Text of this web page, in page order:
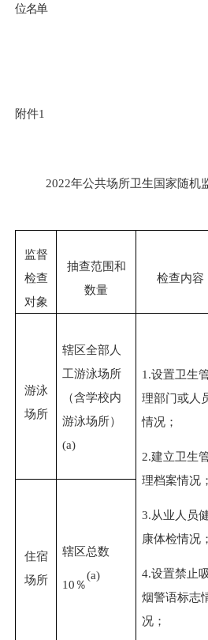
位名单
附件1
2022年公共场所卫生国家随机
监督
检查
对象
抽查范围和
数量
检查内容
游泳
场所
辖区全部人
工游泳场所
（含学校内
游泳场所）
(a)
1.设置卫生
理部门或人
情况；
2.建立卫生
理档案情况；
3.从业人员
康体检情况；
4.设置禁止吸
烟警语标志
况；
住宿
场所
辖区总数
10 ％
(a)